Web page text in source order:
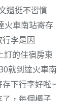
還挺不習慣
火車南站寄存
李是因
訂的住宿房東
就到達火車南
下行李好啦~